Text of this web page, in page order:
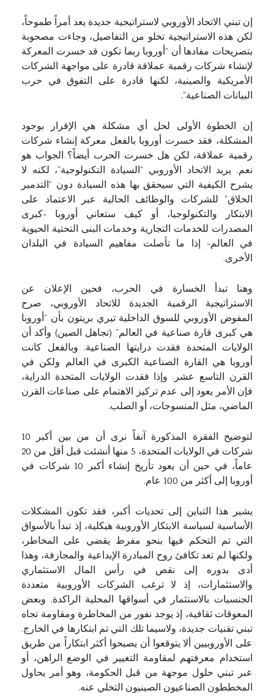
إن تبني الاتحاد الأوروبي لاستراتيجية جديدة يعد أمراً طموحاً،
لكن هذه الاستراتيجية تخلو من التفاصيل، وجاءت مصحوبة
بتصريحات مفادها أن “أوروبا ربما تكون قد خسرت المعركة
لإنشاء شركات رقمية عملاقة قادرة على مواجهة الشركات
الأمريكية والصينية، لكنها قادرة على التفوق في حرب
البيانات الصناعية”.
إن الخطوة الأولى لحل أي مشكلة هي الإقرار بوجود
المشكلة، فقد خسرت أوروبا بالفعل معركة إنشاء شركات
رقمية عملاقة، لكن هل خسرت الحرب أيضاً؟ الجواب هو
نعم. يريد الاتحاد الأوروبي “السيادة التكنولوجية”، لكنه لا
يشرح الكيفية التي سيحقق بها هذه السيادة دون “التدمير
الخلاق” للشركات والوظائف الحالية عبر الاعتماد على
الابتكار والتكنولوجيا، أو كيف ستعاني أوروبا -كبرى
المصدرات للخدمات التجارية وخدمات البنى التحتية الحيوية
في العالم- إذا ما تأصلت مفاهيم السيادة في البلدان
الأخرى.
وهنا تبدأ الخسارة في الحرب، فحين الإعلان عن
الاستراتيجية الرقمية الجديدة للاتحاد الأوروبي، صرح
المفوض الأوروبي للسوق الداخلية تيري بريتون بأن “أوروبا
هي كبرى قارة صناعية في العالم” (تجاهل الصين) وأكد أن
الولايات المتحدة فقدت درايتها الصناعية. وبالفعل كانت
أوروبا هي القارة الصناعية الكبرى في العالم ولكن في
القرن التاسع عشر. وإذا فقدت الولايات المتحدة الدراية،
فإن الأمر يعود إلى عدم تركيز الاهتمام على صناعات القرن
الماضي، مثل المنسوجات، أو الصلب.
لتوضيح الفقرة المذكورة آنفاً نرى أن من بين أكبر 10
شركات في الولايات المتحدة، 5 منها أنشئت قبل أقل من 20
عاماً، في حين أن يعود تأريخ إنشاء أكبر 10 شركات في
أوروبا إلى أكثر من 100 عام.
يشير هذا التباين إلى تحديات أكبر، فقد تكون المشكلات
الأساسية لسياسة الابتكار الأوروبية هيكلية، إذ تبدأ بالأسواق
التي تم التحكم فيها بنحو مفرط يقضي على المخاطر،
ولكنها لم تعد تكافئ روح المبادرة الإبداعية والمجازفة، وهذا
أدى بدوره إلى نقص في رأس المال الاستثماري
والاستثمارات، إذ لا ترغب الشركات الأوروبية متعددة
الجنسيات بالاستثمار في أسواقها المحلية الراكدة. وبعض
المعوقات ثقافية، إذ يوجد نفور من المخاطرة ومقاومة تجاه
تبني تقنيات جديدة، ولاسيما تلك التي تم ابتكارها في الخارج.
على الأوروبيين ألا يتوقعوا أن يصبحوا أكثر ابتكاراً من طريق
استخدام معرفتهم لمقاومة التغيير في الوضع الراهن، أو
عبر تبني حلول موجهة من قبل الحكومة، وهو أمر يحاول
المخططون الصناعيون الصينيون التخلي عنه.